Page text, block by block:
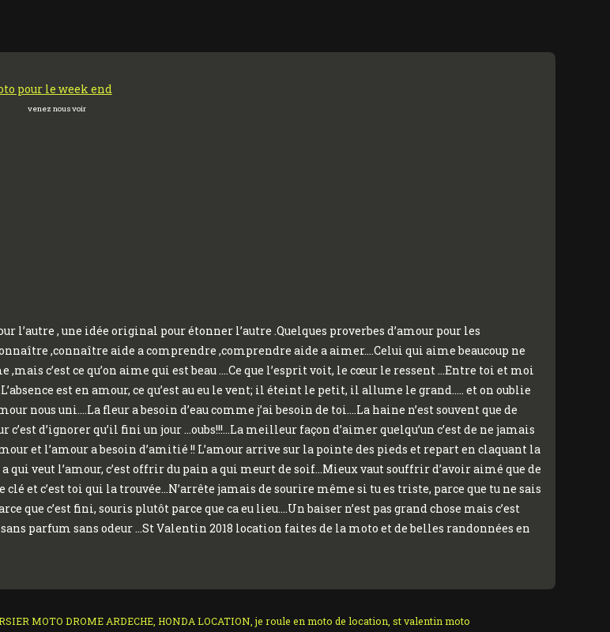
venez nous voir
l’autre , une idée original pour étonner l’autre .Quelques proverbes d’amour pour les
,connaître aide a comprendre ,comprendre aide a aimer….Celui qui aime beaucoup ne
,mais c’est ce qu’on aime qui est beau ….Ce que l’esprit voit, le cœur le ressent …Entre toi et moi
est en amour, ce qu’est au eu le vent; il éteint le petit, il allume le grand….. et on oublie
nous uni….La fleur a besoin d’eau comme j’ai besoin de toi….La haine n’est souvent que de
d’ignorer qu’il fini un jour …oubs!!!…La meilleur façon d’aimer quelqu’un c’est de ne jamais
et l’amour a besoin d’amitié !! L’amour arrive sur la pointe des pieds et repart en claquant la
veut l’amour, c’est offrir du pain a qui meurt de soif…Mieux vaut souffrir d’avoir aimé que de
et c’est toi qui la trouvée…N’arrête jamais de sourire même si tu es triste, parce que tu ne sais
que c’est fini, souris plutôt parce que ca eu lieu….Un baiser n’est pas grand chose mais c’est
parfum sans odeur …St Valentin 2018 location faites de la moto et de belles randonnées en
MOTO DROME ARDECHE, HONDA LOCATION ,je roule en moto de location st valentin moto